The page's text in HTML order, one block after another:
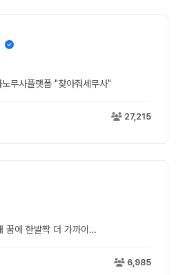
국내1위 ,국내최대세무사노무사플랫폼 "찾아줘세무사"
27,215
꿈에 한발짝 더 가까이…
6,985